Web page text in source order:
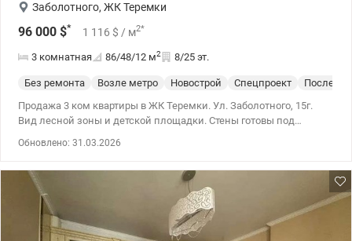
Заболотного, ЖК Теремки
96 000 $* 1 116 $ / м2*
3 комнатная 86/48/12 м2 8/25 эт.
Без ремонта Возле метро Новострой Спецпроект
После
Продажа 3 ком квартиры в ЖК Теремки. Ул. Заболотного, 15г.
Вид лесной зоны и детской площадки. Стены готовы под
valion.ua/1127132
Обновлено: 31.03.2026